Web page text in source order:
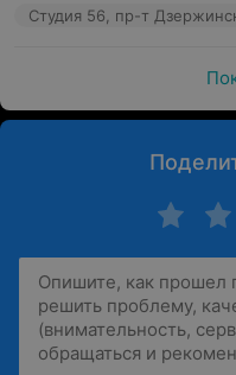
Студия 56, пр-т